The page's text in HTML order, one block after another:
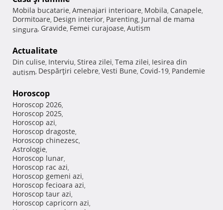
Mobila bucatarie, Amenajari interioare, Mobila, Canapele,
Dormitoare, Design interior, Parenting, Jurnal de mama
singura, Gravide, Femei curajoase, Autism
Actualitate
Din culise, Interviu, Stirea zilei, Tema zilei, Iesirea din
autism, Despărţiri celebre, Vesti Bune, Covid-19, Pandemie
Horoscop
Horoscop 2026,
Horoscop 2025,
Horoscop azi,
Horoscop dragoste,
Horoscop chinezesc,
Astrologie,
Horoscop lunar,
Horoscop rac azi,
Horoscop gemeni azi,
Horoscop fecioara azi,
Horoscop taur azi,
Horoscop capricorn azi,